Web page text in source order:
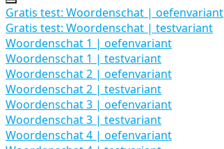
Uitbreiden
Woordenschat
Gratis test: Woordenschat | oefenvariant
Gratis test: Woordenschat | testvariant
Woordenschat 1 | oefenvariant
Woordenschat 1 | testvariant
Woordenschat 2 | oefenvariant
Woordenschat 2 | testvariant
Woordenschat 3 | oefenvariant
Woordenschat 3 | testvariant
Woordenschat 4 | oefenvariant